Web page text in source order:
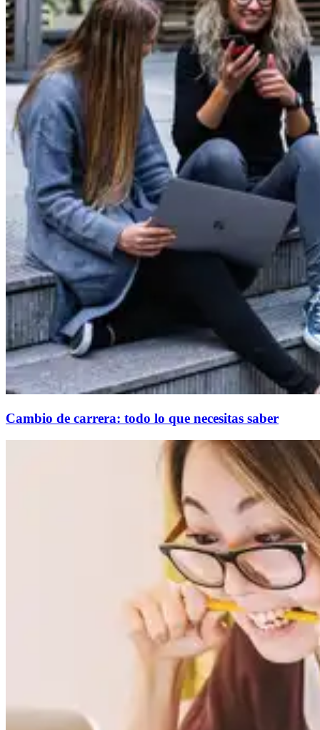
Cambio de carrera: todo lo que necesitas saber